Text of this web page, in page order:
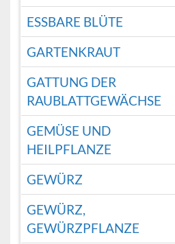
ESSBARE BLÜTE
GARTENKRAUT
GATTUNG DER
RAUBLATTGEWÄCHSE
GEMÜSE UND
HEILPFLANZE
GEWÜRZ
GEWÜRZ,
GEWÜRZPFLANZE